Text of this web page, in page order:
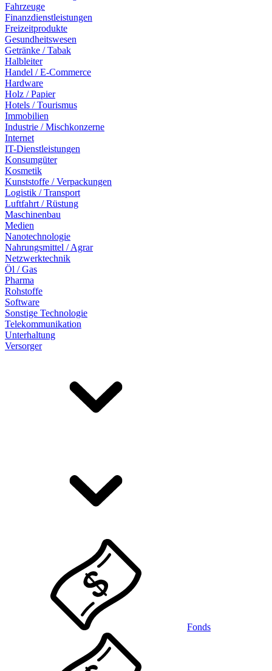
Fahrzeuge
Finanzdienstleistungen
Freizeitprodukte
Gesundheitswesen
Getränke / Tabak
Halbleiter
Handel / E-Commerce
Hardware
Holz / Papier
Hotels / Tourismus
Immobilien
Industrie / Mischkonzerne
Internet
IT-Dienstleistungen
Konsumgüter
Kosmetik
Kunststoffe / Verpackungen
Logistik / Transport
Luftfahrt / Rüstung
Maschinenbau
Medien
Nanotechnologie
Nahrungsmittel / Agrar
Netzwerktechnik
Öl / Gas
Pharma
Rohstoffe
Software
Sonstige Technologie
Telekommunikation
Unterhaltung
Versorger
Fonds